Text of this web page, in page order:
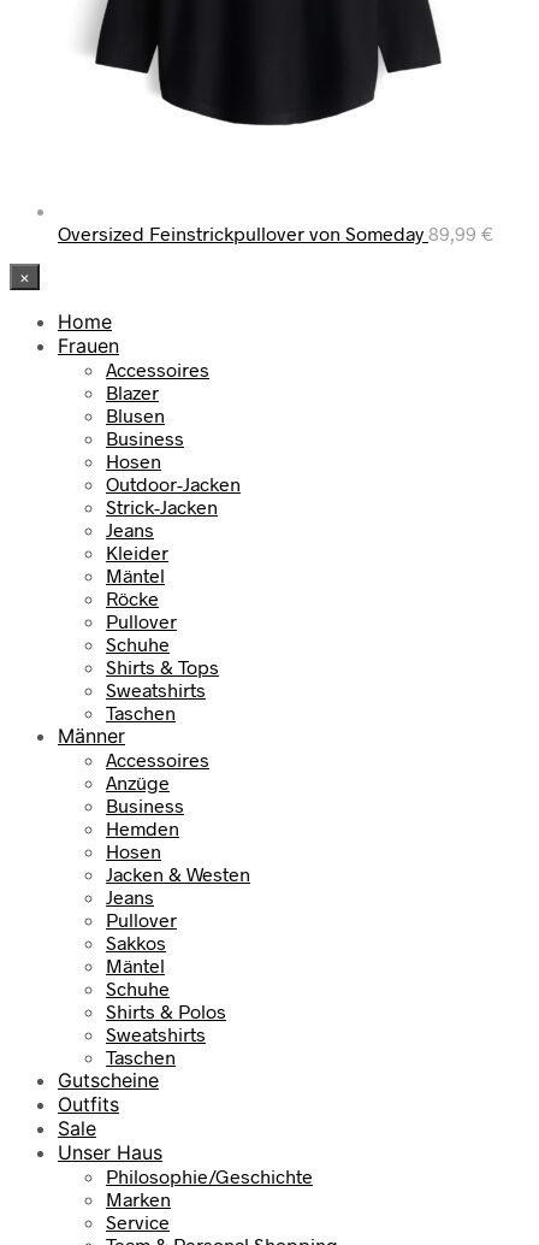
Oversized Feinstrickpullover von Someday 89,99 €
×
Home
Frauen
Accessoires
Blazer
Blusen
Business
Hosen
Outdoor-Jacken
Strick-Jacken
Jeans
Kleider
Mäntel
Röcke
Pullover
Schuhe
Shirts & Tops
Sweatshirts
Taschen
Männer
Accessoires
Anzüge
Business
Hemden
Hosen
Jacken & Westen
Jeans
Pullover
Sakkos
Mäntel
Schuhe
Shirts & Polos
Sweatshirts
Taschen
Gutscheine
Outfits
Sale
Unser Haus
Philosophie/Geschichte
Marken
Service